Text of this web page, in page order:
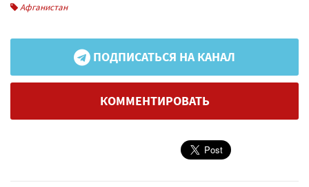
Афганистан
ПОДПИСАТЬСЯ НА КАНАЛ
КОММЕНТИРОВАТЬ